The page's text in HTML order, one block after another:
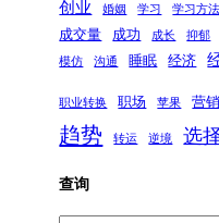
创业 婚姻 学习 学习方法
成交量 成功 成长 抑郁
模仿 沟通 睡眠 经济
职业转换 职场 苹果 营销
趋势 转运 逆境 选
查询